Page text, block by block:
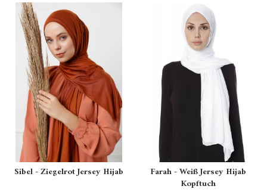
Sibel - Ziegelrot Jersey Hijab
Farah - Weiß Jersey Hijab
Kopftuch